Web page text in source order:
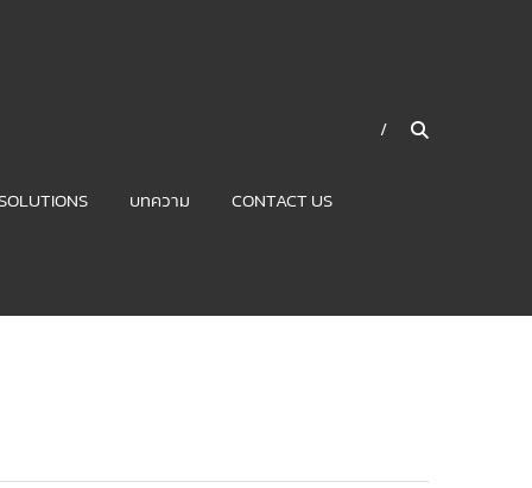
บทความ CONTACT US